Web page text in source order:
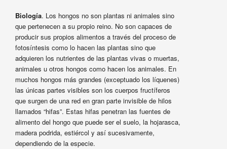
Biología. Los hongos no son plantas ni animales sino
que pertenecen a su propio reino. No son capaces de
producir sus propios alimentos a través del proceso de
fotosíntesis como lo hacen las plantas sino que
adquieren los nutrientes de las plantas vivas o muertas,
animales u otros hongos como hacen los animales. En
muchos hongos más grandes (exceptuado los líquenes)
las únicas partes visibles son los cuerpos fructíferos
que surgen de una red en gran parte invisible de hilos
llamados “hifas”. Estas hifas penetran las fuentes de
alimento del hongo que puede ser el suelo, la hojarasca,
madera podrida, estiércol y así sucesivamente,
dependiendo de la especie.